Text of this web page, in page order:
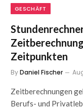
GESCHÄFT
Zeitpunkten
ByDaniel Fischer
Zeitberechnungen
Berufs- und